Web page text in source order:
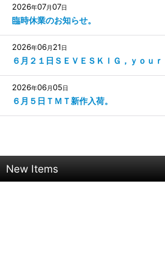
2026年07月07日
臨時休業のお知らせ。
2026年06月 21日
６月２１日ＳＥＶＥＳＫＩＧ，ｙｏｕｒ
2026年06月05日
６月５日ＴＭＴ新作入荷。
New Items